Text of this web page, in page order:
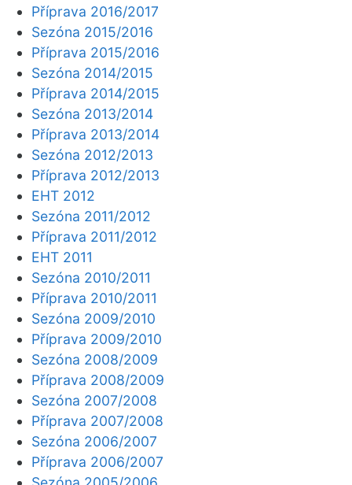
Příprava 2016/2017
Sezóna 2015/2016
Příprava 2015/2016
Sezóna 2014/2015
Příprava 2014/2015
Sezóna 2013/2014
Příprava 2013/2014
Sezóna 2012/2013
Příprava 2012/2013
EHT 2012
Sezóna 2011/2012
Příprava 2011/2012
EHT 2011
Sezóna 2010/2011
Příprava 2010/2011
Sezóna 2009/2010
Příprava 2009/2010
Sezóna 2008/2009
Příprava 2008/2009
Sezóna 2007/2008
Příprava 2007/2008
Sezóna 2006/2007
Příprava 2006/2007